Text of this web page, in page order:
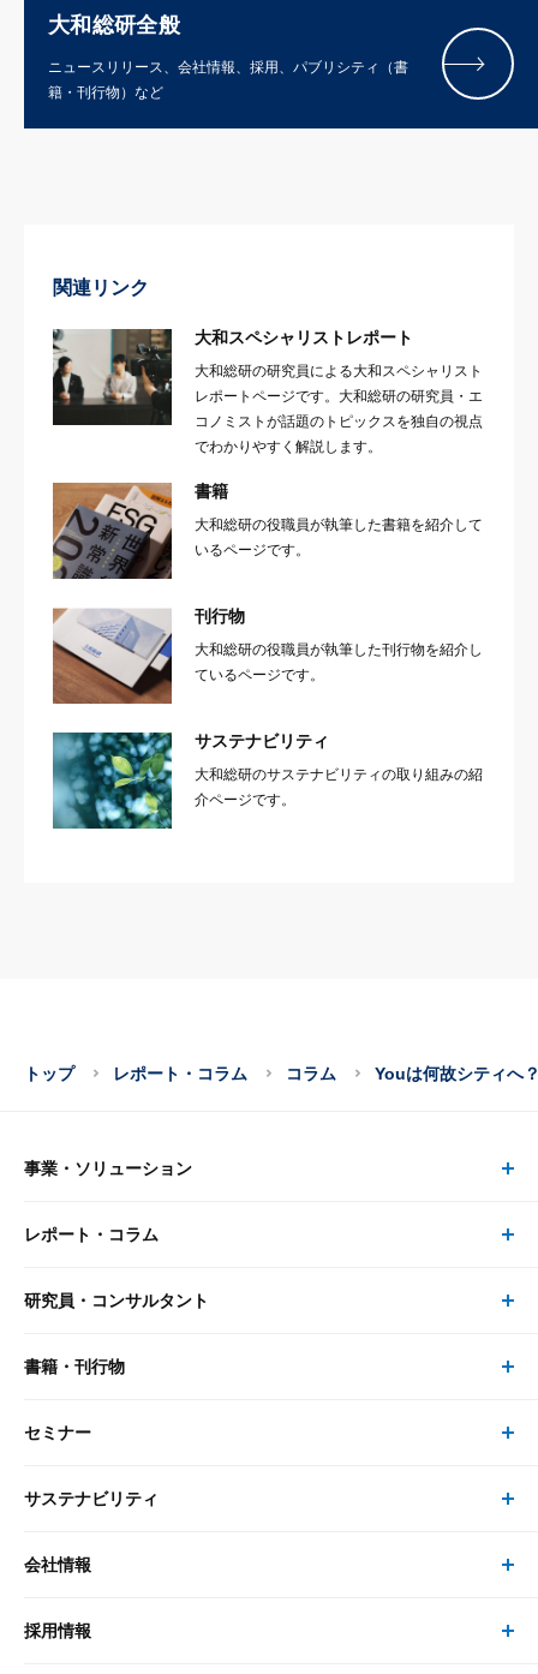
大和総研全般
ニュースリリース、会社情報、採用、パブリシティ（書
籍・刊行物）など
関連リンク
大和スペシャリストレポート
大和総研の研究員による大和スペシャリスト
レポートページです。大和総研の研究員・エ
コノミストが話題のトピックスを独自の視点
でわかりやすく解説します。
書籍
大和総研の役職員が執筆した書籍を紹介して
いるページです。
刊行物
大和総研の役職員が執筆した刊行物を紹介し
ているページです。
サステナビリティ
大和総研のサステナビリティの取り組みの紹
介ページです。
トップ レポート・コラム コラム Youは何故シティへ
事業・ソリューション
事業・ソリューション トップ
リサーチ
大和総研の強み
レポート・コラム
レポート・コラム トップ
最新のレポート・コラム
研究員・コンサルタント
研究員・コンサルタント トップ
研究員
書籍・刊行物
書籍・刊行物 トップ
書籍
セミナー
セミナー トップ
現在受付中のセミナー・イベント
サステナビリティ
サステナビリティの取り組み
次世代社会への貢献
会社情報
会社情報 トップ
採用情報